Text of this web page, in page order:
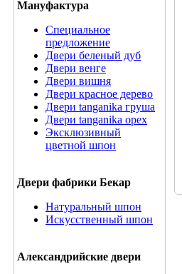
Мануфактура
Специальное
предложение
Двери беленый дуб
Двери венге
Двери вишня
Двери красное дерево
Двери tanganika груша
Двери tanganika oрех
Эксклюзивный
цветной шпон
Двери фабрики Бекар
Натуральный шпон
Искусственный шпон
Александрийские двери